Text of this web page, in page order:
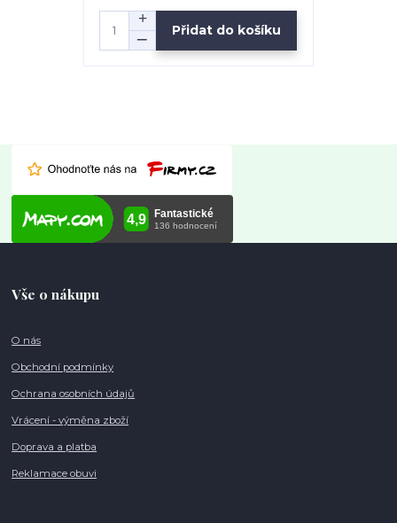
Přidat do košíku
Vše o nákupu
O nás
Obchodní podmínky
Ochrana osobních údajů
Vrácení - výměna zboží
Doprava a platba
Reklamace obuvi